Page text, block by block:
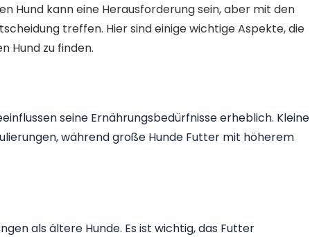
Hund kann eine Herausforderung sein, aber mit den
treffen. Hier sind einige wichtige Aspekte, die
Hund zu finden.
seine Ernährungsbedürfnisse erheblich. Kleine
während große Hunde Futter mit höherem
als ältere Hunde. Es ist wichtig, das Futter